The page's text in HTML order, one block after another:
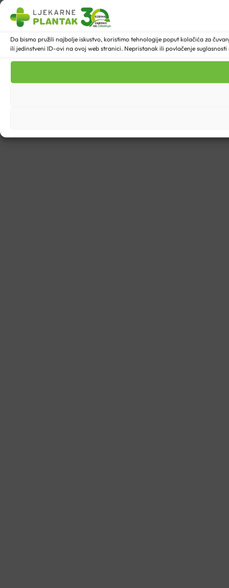
Da bismo pružili najbolje iskustvo, koristimo tehnologije poput kolačića za
ili jedinstveni ID-ovi na ovoj web stranici. Nepristanak ili povlačenje